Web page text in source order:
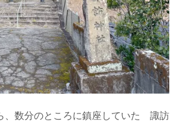
、数分のところに鎮座していた 諏訪